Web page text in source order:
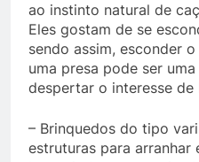
ao instinto natural de
Eles gostam de se
sendo assim, esconder
uma presa pode ser
despertar o interesse de
– Brinquedos do tipo
estruturas para arranhar